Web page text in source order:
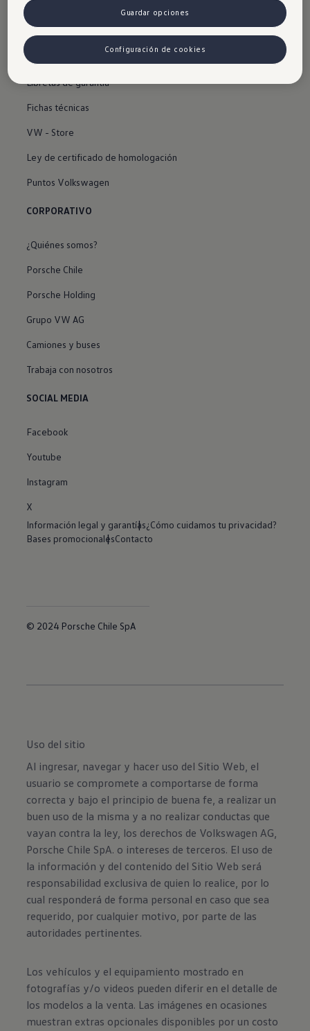
Tengo un VW
Campañas preventivas
Libretas de garantía
Fichas técnicas
VW - Store
Ley de certificado de homologación
Puntos Volkswagen
CORPORATIVO
¿Quiénes somos?
Porsche Chile
Porsche Holding
Grupo VW AG
Camiones y buses
Trabaja con nosotros
SOCIAL MEDIA
Facebook
Youtube
Instagram
X
Información legal y garantías¿Cómo cuidamos tu privacidad?
Bases promocionalesContacto
© 2024 Porsche Chile SpA
Uso del sitio
Al ingresar, navegar y hacer uso del Sitio Web, el
usuario se compromete a comportarse de forma
correcta y bajo el principio de buena fe, a realizar un
buen uso de la misma y a no realizar conductas que
vayan contra la ley, los derechos de Volkswagen AG,
Porsche Chile SpA. o intereses de terceros. El uso de
la información y del contenido del Sitio Web será
responsabilidad exclusiva de quien lo realice, por lo
cual responderá de forma personal en caso que sea
requerido, por cualquier motivo, por parte de las
autoridades pertinentes.
Los vehículos y el equipamiento mostrado en
fotografías y/o videos pueden diferir en el detalle de
los modelos a la venta. Las imágenes en ocasiones
muestran extras opcionales disponibles por un costo
Guardar opciones
Configuración de cookies